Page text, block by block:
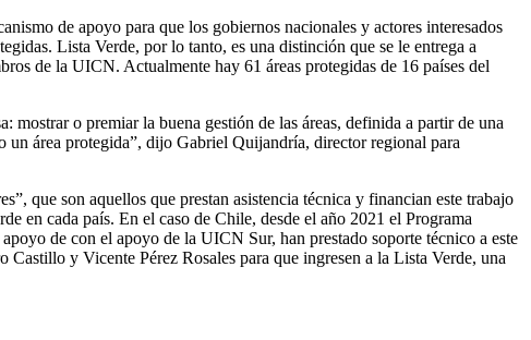
de apoyo para que los gobiernos nacionales y actores interesados
Lista Verde, por lo tanto, es una distinción que se le entrega a
de la UICN. Actualmente hay 61 áreas protegidas de 16 países del
o premiar la buena gestión de las áreas, definida a partir de una
un área protegida”, dijo Gabriel Quijandría, director regional para
que son aquellos que prestan asistencia técnica y financian este trabajo
en cada país. En el caso de Chile, desde el año 2021 el Programa
de con el apoyo de la UICN Sur, han prestado soporte técnico a este
Castillo y Vicente Pérez Rosales para que ingresen a la Lista Verde, una